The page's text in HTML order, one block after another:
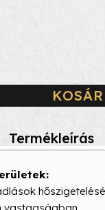
Termékleírás